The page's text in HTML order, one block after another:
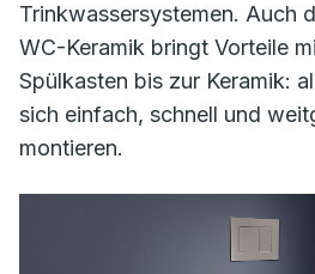
Trinkwassersystemen. Auch
WC-Keramik bringt Vorteile
Spülkasten bis zur Keramik:
sich einfach, schnell und
montieren.